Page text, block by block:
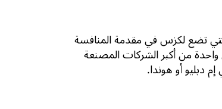
تضع لكزس في مقدمة المنافسة
من أكبر الشركات المصنعة
دبليو أو هوندا.